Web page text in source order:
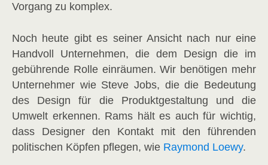
Vorgang zu komplex.
Noch heute gibt es seiner Ansicht nach nur eine
Handvoll Unternehmen, die dem Design die im
gebührende Rolle einräumen. Wir benötigen mehr
Unternehmer wie Steve Jobs, die die Bedeutung
des Design für die Produktgestaltung und die
Umwelt erkennen. Rams hält es auch für wichtig,
dass Designer den Kontakt mit den führenden
politischen Köpfen pflegen, wie Raymond Loewy.